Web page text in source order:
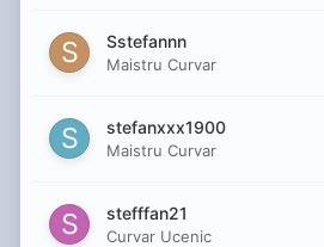
Sstefannn
Maistru Curvar
stefanxxx1900
Maistru Curvar
stefffan21
Curvar Ucenic